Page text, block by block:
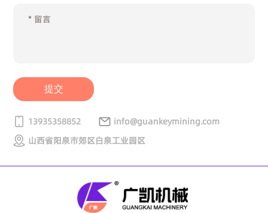
提交
13935358852
info@guankeymining.com
山西省阳泉市郊区白泉工业园区